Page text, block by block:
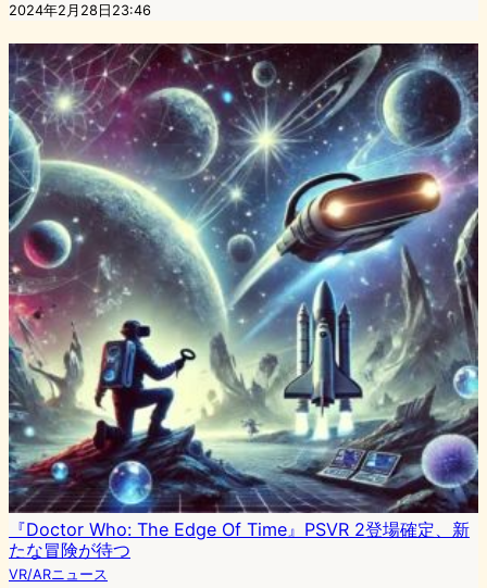
2024年2月28日23:46
『Doctor Who: The Edge Of Time』PSVR 2登場確定、新
たな冒険が待つ
VR/ARニュース